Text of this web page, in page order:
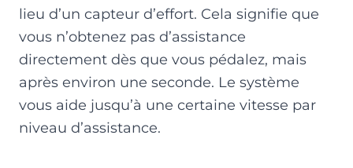
lieu d’un capteur d’effort. Cela signifie que
vous n’obtenez pas d’assistance
directement dès que vous pédalez, mais
après environ une seconde. Le système
vous aide jusqu’à une certaine vitesse par
niveau d’assistance.